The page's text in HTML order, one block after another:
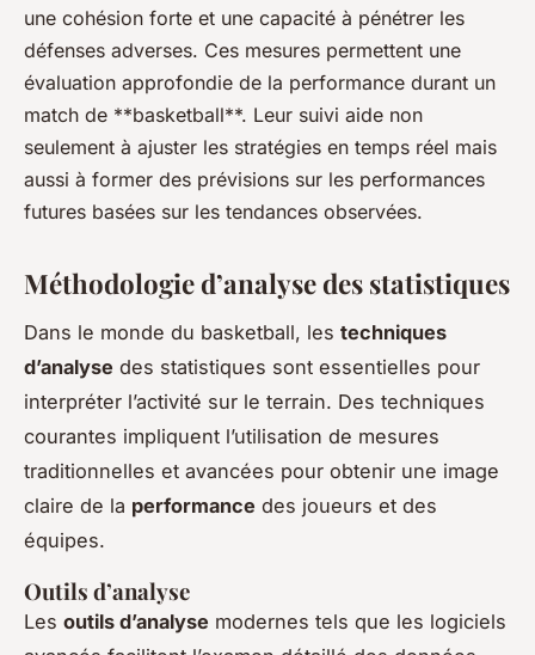
une cohésion forte et une capacité à pénétrer les
défenses adverses. Ces mesures permettent une
évaluation approfondie de la performance durant un
match de **basketball**. Leur suivi aide non
seulement à ajuster les stratégies en temps réel mais
aussi à former des prévisions sur les performances
futures basées sur les tendances observées.
Méthodologie d’analyse des statistiques
Dans le monde du basketball, les techniques
d’analyse des statistiques sont essentielles pour
interpréter l’activité sur le terrain. Des techniques
courantes impliquent l’utilisation de mesures
traditionnelles et avancées pour obtenir une image
claire de la performance des joueurs et des
équipes.
Outils d’analyse
Les outils d’analyse modernes tels que les logiciels